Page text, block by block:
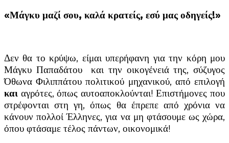
«Μάγκυ μαζί σου, καλά κρατείς, εσύ μας οδηγείς!»
Δεν θα το κρύψω, είμαι υπερήφανη για την κόρη μου
Μάγκυ Παπαδάτου και την οικογένειά της, σύζυγος
Όθωνα Φιλιππάτου πολιτικού μηχανικού, από επιλογή
και αγρότες, όπως αυτοαποκλούνται! Επιστήμονες που
στρέφονται στη γη, όπως θα έπρεπε από χρόνια να
κάνουν πολλοί Έλληνες, για να μη φτάσουμε ως χώρα,
όπου φτάσαμε τέλος πάντων, οικονομικά!